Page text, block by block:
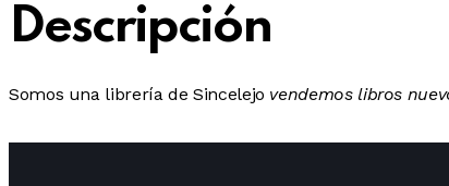
Descripción
Somos una librería de Sincelejo vendemos libros